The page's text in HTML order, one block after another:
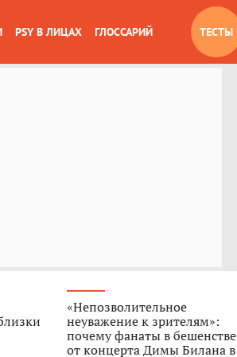
PSY В ЛИЦАХ ГЛОССАРИЙ ТЕСТЫ
«Непозволительное
неуважение к зрителям»:
почему фанаты в бешенстве
от концерта Димы Билана в